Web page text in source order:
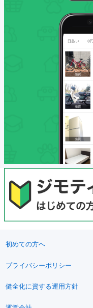
初めての方へ
プライバシーポリシー
健全化に資する運用方針